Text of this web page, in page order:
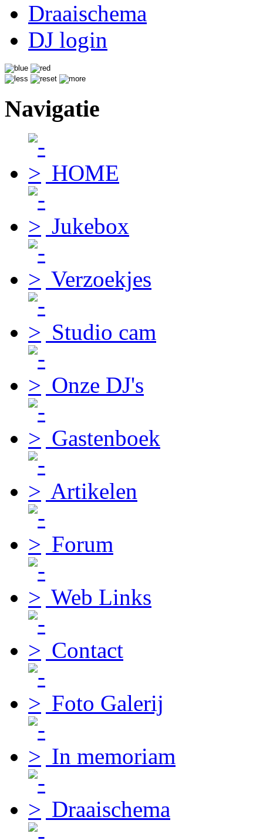
Draaischema
DJ login
Navigatie
HOME
Jukebox
Verzoekjes
Studio cam
Onze DJ's
Gastenboek
Artikelen
Forum
Web Links
Contact
Foto Galerij
In memoriam
Draaischema